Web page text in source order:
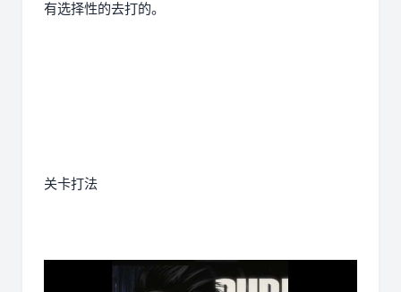
有选择性的去打的。
关卡打法